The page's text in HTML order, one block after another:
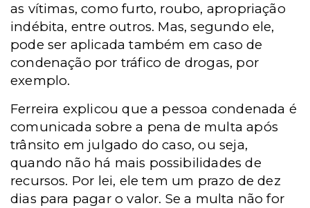
as vítimas, como furto, roubo, apropriação
indébita, entre outros. Mas, segundo ele,
pode ser aplicada também em caso de
condenação por tráfico de drogas, por
exemplo.
Ferreira explicou que a pessoa condenada é
comunicada sobre a pena de multa após
trânsito em julgado do caso, ou seja,
quando não há mais possibilidades de
recursos. Por lei, ele tem um prazo de dez
dias para pagar o valor. Se a multa não for